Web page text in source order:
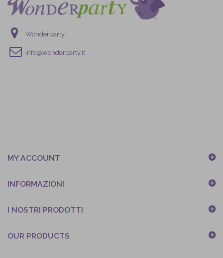
Wonderparty
info@wonderparty.it
MY ACCOUNT
INFORMAZIONI
I NOSTRI PRODOTTI
OUR PRODUCTS